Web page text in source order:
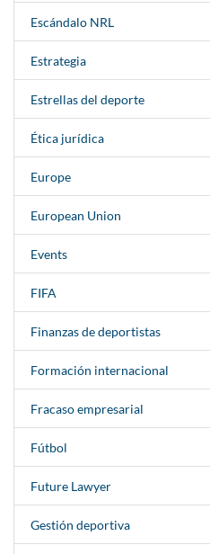
Escándalo NRL
Estrategia
Estrellas del deporte
Ética jurídica
Europe
European Union
Events
FIFA
Finanzas de deportistas
Formación internacional
Fracaso empresarial
Fútbol
Future Lawyer
Gestión deportiva